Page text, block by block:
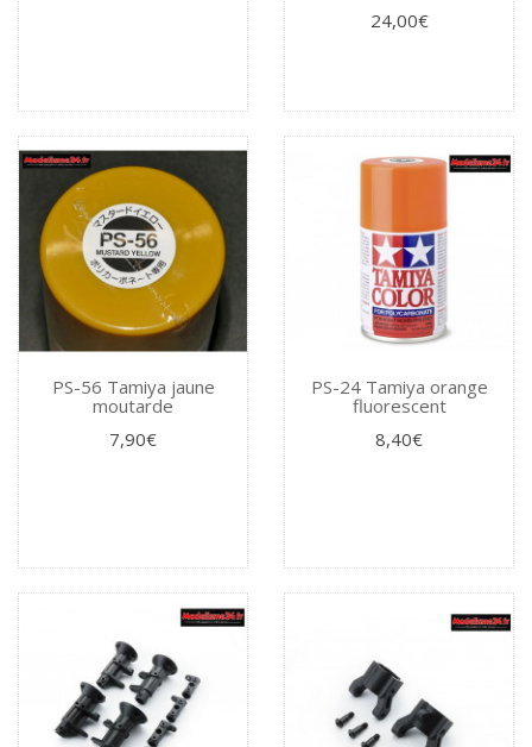
24,00€
PS-56 Tamiya jaune
moutarde
7,90€
PS-24 Tamiya orange
fluorescent
8,40€